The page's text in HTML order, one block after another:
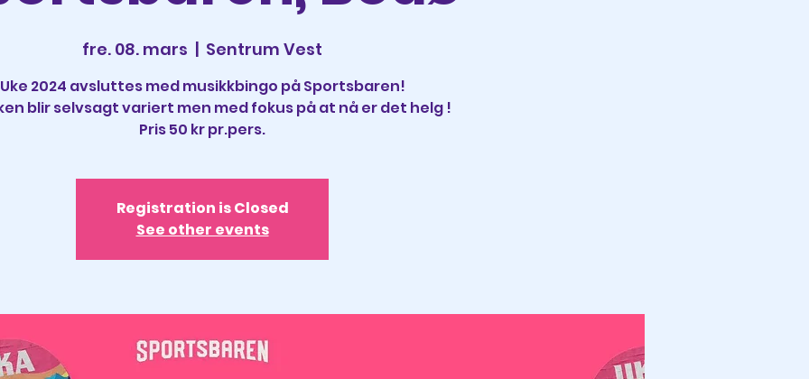
fre. 08. mars
  |
Sentrum Vest
Uke 2024 avsluttes med musikkbingo på Sportsbaren!
blir selvsagt variert men med fokus på at nå er det helg !
Pris 50 kr pr.pers.
Registration is Closed
See other events